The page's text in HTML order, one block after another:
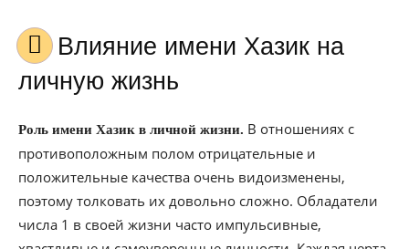
Влияние имени Хазик на
личную жизнь
Роль имени Хазик в личной жизни. В отношениях с
противоположным полом отрицательные и
положительные качества очень видоизменены,
поэтому толковать их довольно сложно. Обладатели
числа 1 в своей жизни часто импульсивные,